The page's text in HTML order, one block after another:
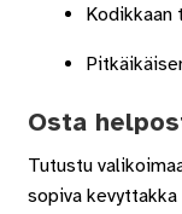
Kodikkaan
Osta
Tutustu
sopiva